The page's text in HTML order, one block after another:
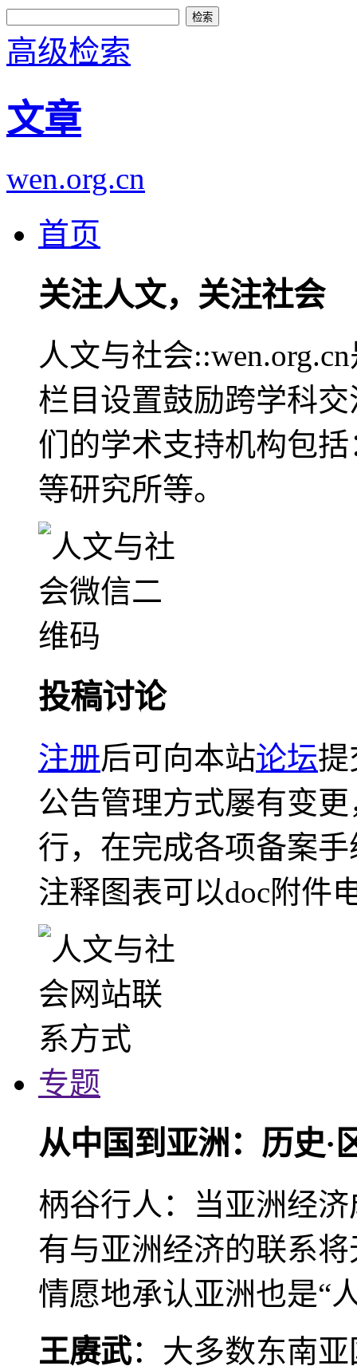
高级检索
文章
wen.org.cn
首页
关注人文，关注社会
人文与社会
栏目设置鼓励跨学科
们的学术支持机构包
等研究所等。
投稿讨论
注册后可向本站论坛提
公告管理方式屡有变
行，在完成各项备案
注释图表可以doc附件
专题
从中国到亚洲：历史·
柄谷行人：当亚洲经
有与亚洲经济的联系
情愿地承认亚洲也是“
王赓武：大多数东南